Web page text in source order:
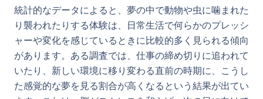
統計的なデータによると、夢の中で動物や虫に噛まれた
り襲われたりする体験は、日常生活で何らかのプレッシ
ャーや変化を感じているときに比較的多く見られる傾向
があります。ある調査では、仕事の締め切りに追われて
いたり、新しい環境に移り変わる直前の時期に、こうし
た感覚的な夢を見る割合が高くなるという結果が出てい